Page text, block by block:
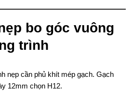
bo góc vuông
trình
nẹp cần phủ khít mép gạch. Gạch
12mm chọn H12.